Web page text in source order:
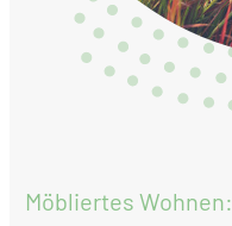
Möbliertes Wohnen: